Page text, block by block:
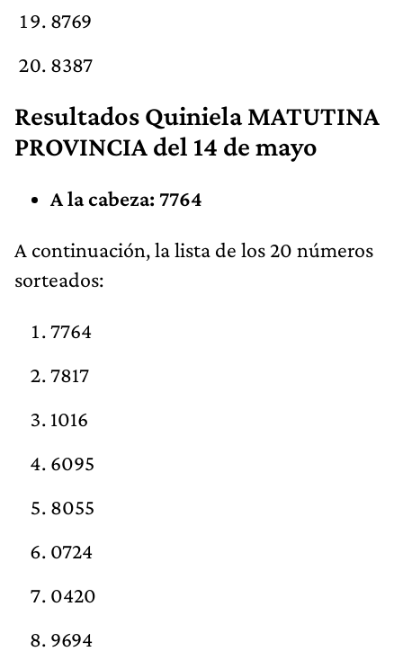
8769
8387
Resultados Quiniela MATUTINA
PROVINCIA del 14 de mayo
A la cabeza: 7764
A continuación, la lista de los 20 números
sorteados:
7764
7817
1016
6095
8055
0724
0420
9694